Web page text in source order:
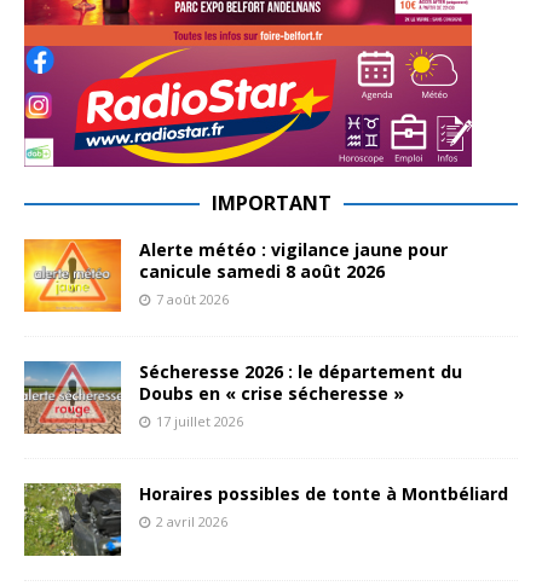
IMPORTANT
Alerte météo : vigilance jaune pour
canicule samedi 8 août 2026
7 août 2026
Sécheresse 2026 : le département du
Doubs en « crise sécheresse »
17 juillet 2026
Horaires possibles de tonte à Montbéliard
2 avril 2026